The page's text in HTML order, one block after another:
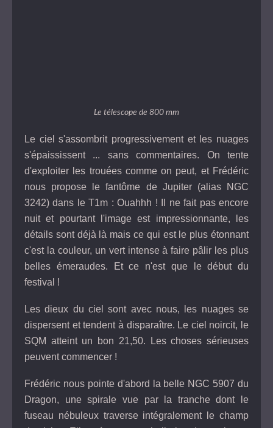
Le télescope de 800 mm
Le ciel s'assombrit progressivement et les nuages
s'épaississent ... sans commentaires. On tente
d'exploiter les trouées comme on peut, et Frédéric
nous propose le fantôme de Jupiter (alias NGC
3242) dans le T1m : Ouahhh ! Il ne fait pas encore
nuit et pourtant l'image est impressionnante, les
détails sont déjà là mais ce qui est le plus étonnant
c'est la couleur, un vert intense à faire pâlir les plus
belles émeraudes. Et ce n'est que le début du
festival !
Les dieux du ciel sont avec nous, les nuages se
dispersent et tendent à disparaître. Le ciel noircit, le
SQM atteint un bon 21,50. Les choses sérieuses
peuvent commencer !
Frédéric nous pointe d'abord la belle NGC 5907 du
Dragon, une spirale vue par la tranche dont le
fuseau nébuleux traverse intégralement le champ